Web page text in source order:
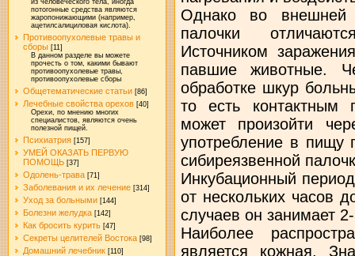
из человеческого тела, иногда
потогонные средства являются
жаропонижающими (например,
ацетилсалициловая кислота).
Противоопухолевые травы и
сборы [11]
В данном разделе вы можете
прочесть о том, какими бывают
противоопухолевые травы,
противоопухолевые сборы
Общетематические статьи [86]
Лечебные свойства орехов [40]
Орехи, по мнению многих
специалистов, являются очень
полезной пищей.
Психиатрия [157]
УМЕЙ ОКАЗАТЬ ПЕРВУЮ
ПОМОЩЬ [37]
Одолень-трава [71]
Заболевания и их лечение [314]
Уход за больными [144]
Болезни желудка [142]
Как бросить курить [47]
Секреты целителей Востока [98]
Домашний лечебник [110]
Однако во внешней
палочки
Источником
павшие животные.
обработке шкур
то есть контактным
может произойти
употребление в пищу
сибиреязвенной
Инкубационный
от нескольких часов
случаев он занимает
Наиболее
является кожная.